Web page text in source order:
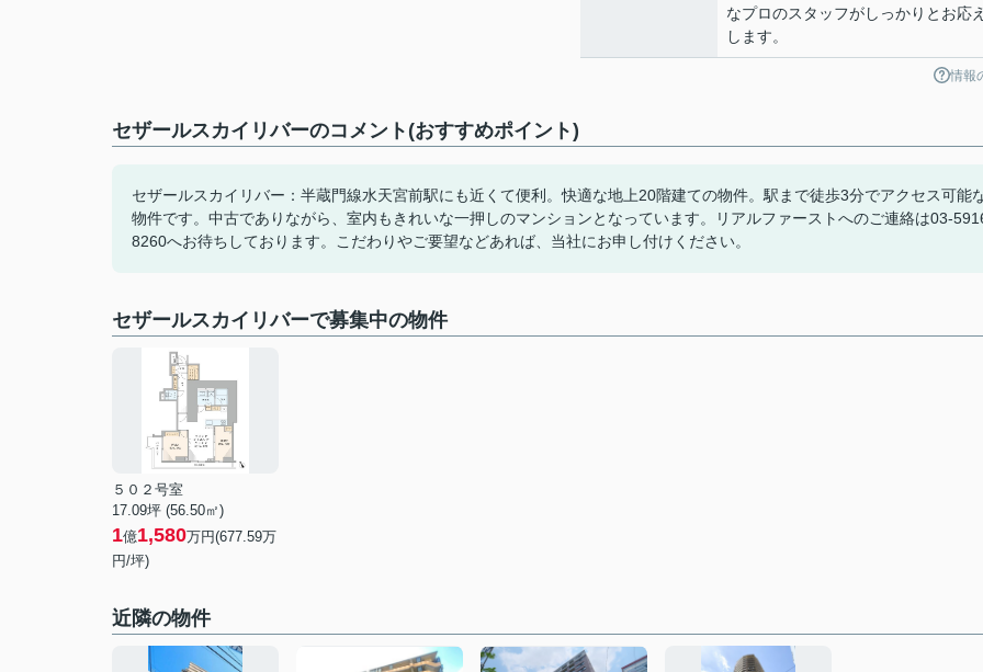
なプロのスタッフがしっかりとお応
します。
情報
セザールスカイリバーのコメント(おすすめポイント)
セザールスカイリバー：半蔵門線水天宮前駅にも近くて便利。快適な地上20階建ての物件。駅まで徒歩3分でアクセス可能
物件です。中古でありながら、室内もきれいな一押しのマンションとなっています。リアルファーストへのご連絡は03-
8260へお待ちしております。こだわりやご要望などあれば、当社にお申し付けください。
セザールスカイリバーで募集中の物件
５０２号室
17.09坪 (56.50㎡)
1億1,580万円(677.59万
円/坪)
近隣の物件